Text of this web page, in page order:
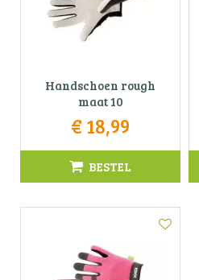
Handschoen rough
maat 10
€ 18,99
BESTEL